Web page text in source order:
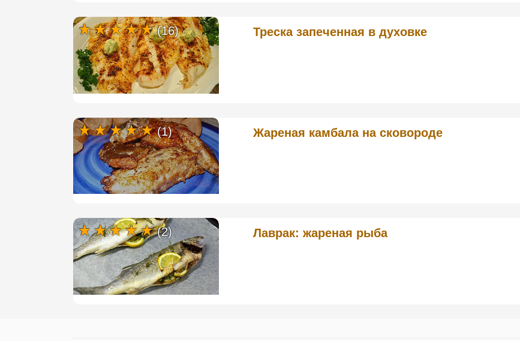
Треска запеченная в духовке
(16)
Жареная камбала на сковороде
(1)
Лаврак: жареная рыба
(2)